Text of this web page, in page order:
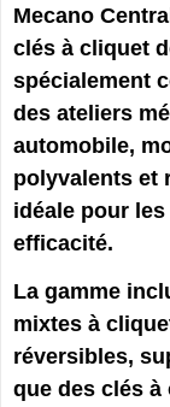
Mecano
clés à cliquet
spécialement
des ateliers
automobile,
polyvalents et
idéale pour
efficacité.
La gamme
mixtes à
réversibles,
que des clés